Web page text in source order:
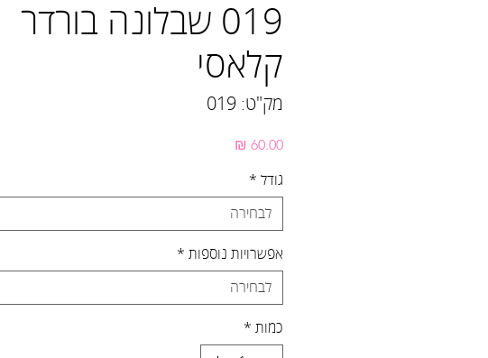
019 שבלונה בורדר
קלאסי
מק"ט: 019
גודל *
לבחירה
אפשרויות נוספות *
לבחירה
כמות *